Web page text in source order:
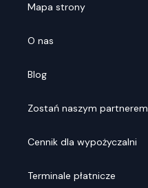
Mapa strony
O nas
Blog
Zostań naszym partnerem
Cennik dla wypożyczalni
Terminale płatnicze